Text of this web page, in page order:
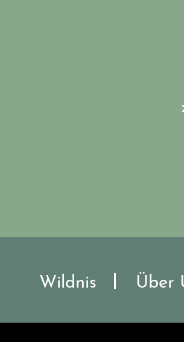
Wildnis Über